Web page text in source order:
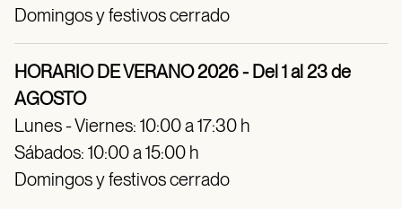
Domingos y festivos cerrado
HORARIO DE VERANO 2026 - Del 1 al 23 de
AGOSTO
Lunes - Viernes: 10:00 a 17:30 h
Sábados: 10:00 a 15:00 h
Domingos y festivos cerrado